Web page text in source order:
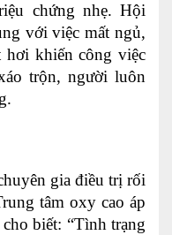
HỎI ĐÁP
CỨU HỒ SƠ
chứng nhẹ. Hội
với việc mất ngủ,
khiến công việc
trộn, người luôn
gia điều trị rối
tâm oxy cao áp
biết: “Tình trạng